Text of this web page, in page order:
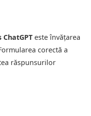
ChatGPT este învățarea
corectă a
răspunsurilor